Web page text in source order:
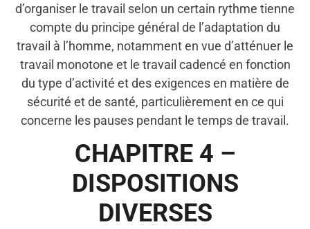
d’organiser le travail selon un certain rythme tienne
compte du principe général de l’adaptation du
travail à l’homme, notamment en vue d’atténuer le
travail monotone et le travail cadencé en fonction
du type d’activité et des exigences en matière de
sécurité et de santé, particulièrement en ce qui
concerne les pauses pendant le temps de travail.
CHAPITRE 4 –
DISPOSITIONS
DIVERSES